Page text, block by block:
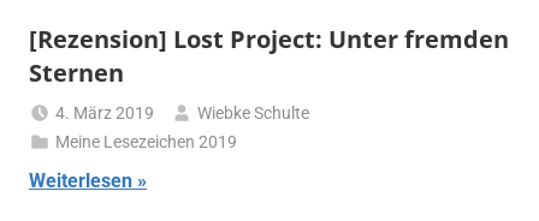
[Rezension] Lost Project: Unter fremden
Sternen
4. März 2019
Wiebke Schulte
Meine Lesezeichen 2019
Weiterlesen